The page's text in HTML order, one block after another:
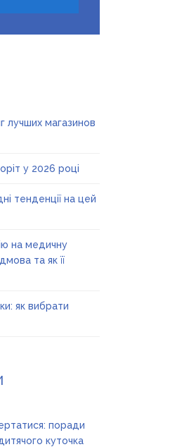
лучших магазинов
у 2026 році
тенденції на цей
на медичну
та як її
як вибрати
поради
куточка